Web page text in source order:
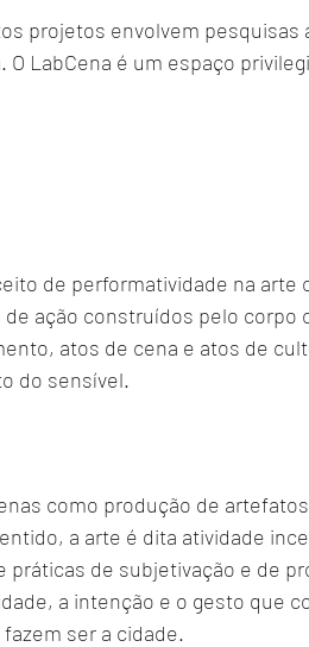
projetos envolvem
LabCena é um espaço
de performatividade na arte
ação construídos pelo corpo
atos de cena e atos de
do sensível.
como produção de
a arte é dita atividade
de subjetivação e de
a intenção e o gesto que
ser a cidade.